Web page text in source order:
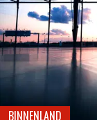
BINNENLAND